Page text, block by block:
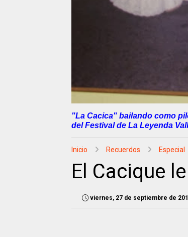
"La Cacica" bailando como
del Festival de La Leyenda
Inicio Recuerdos Especial
El Cacique
viernes, 27 de septiembre de